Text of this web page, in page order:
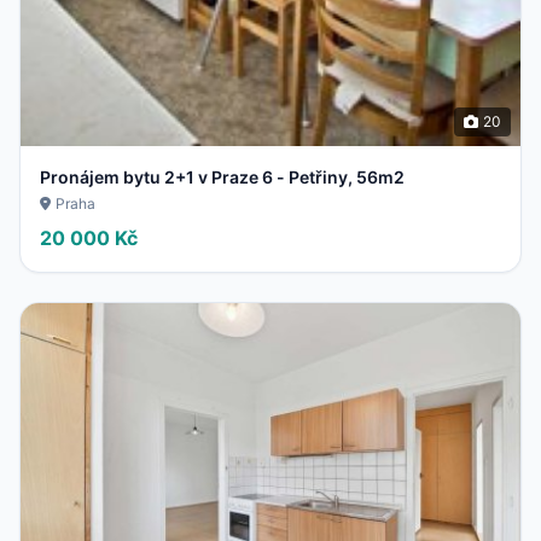
20
Pronájem bytu 2+1 v Praze 6 - Petřiny, 56m2
Praha
20 000 Kč